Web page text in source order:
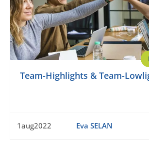
Team-Highlights & Team-
1aug2022 Eva SELAN